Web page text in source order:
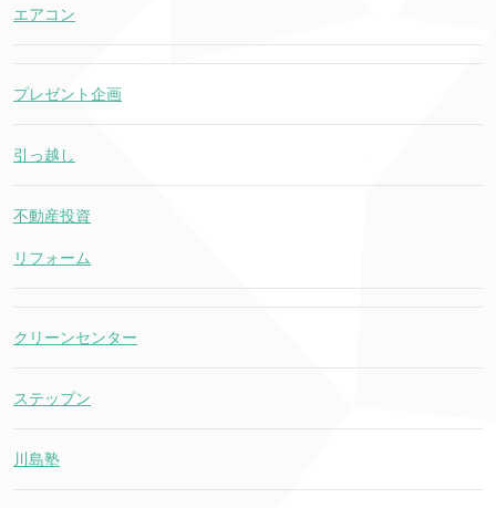
エアコン
プレゼント企画
引っ越し
不動産投資
リフォーム
クリーンセンター
ステップン
川島塾